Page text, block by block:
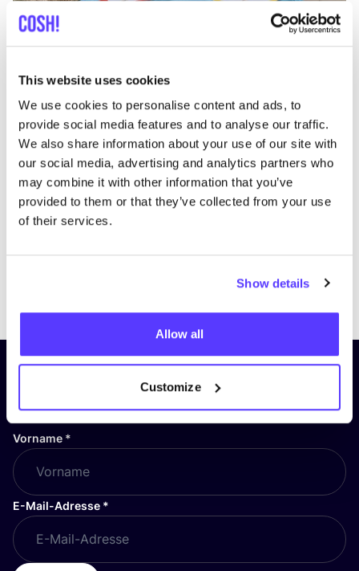
This website uses cookies
We use cookies to personalise content and ads, to
provide social media features and to analyse our traffic.
We also share information about your use of our site with
our social media, advertising and analytics partners who
may combine it with other information that you’ve
provided to them or that they’ve collected from your use
of their services.
Show details
Allow all
Customize
PreviousNext
Abonniere unseren Newsletter
und bleibe auf dem Laufenden!
Vorname *
E-Mail-Adresse *